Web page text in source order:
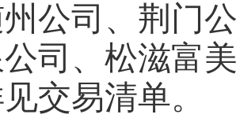
公司、荆门
司、松滋富
交易清单。